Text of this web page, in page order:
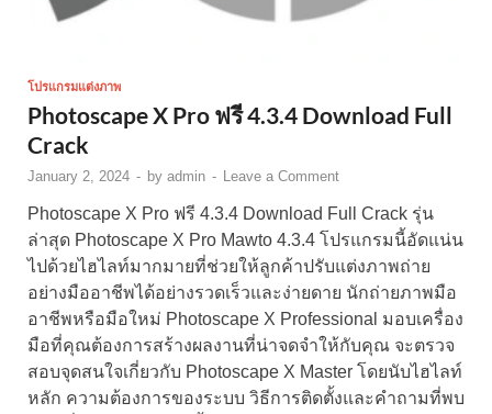
โปรแกรมแต่งภาพ
Photoscape X Pro ฟรี 4.3.4 Download Full
Crack
January 2, 2024 - by admin - Leave a Comment
Photoscape X Pro ฟรี 4.3.4 Download Full Crack รุ่น
ล่าสุด Photoscape X Pro Mawto 4.3.4 โปรแกรมนี้อัดแน่น
ไปด้วยไฮไลท์มากมายที่ช่วยให้ลูกค้าปรับแต่งภาพถ่าย
อย่างมืออาชีพได้อย่างรวดเร็วและง่ายดาย นักถ่ายภาพมือ
อาชีพหรือมือใหม่ Photoscape X Professional มอบเครื่อง
มือที่คุณต้องการสร้างผลงานที่น่าจดจำให้กับคุณ จะตรวจ
สอบจุดสนใจเกี่ยวกับ Photoscape X Master โดยนับไฮไลท์
หลัก ความต้องการของระบบ วิธีการติดตั้งและคำถามที่พบ